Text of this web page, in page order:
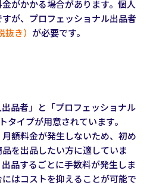
がかかる場合があります。個人
が、プロフェッショナル出品者
き） が必要です。
品者」と「プロフェッショナル
タイプが用意されています。
額料金が発生しないため、初め
を出品したい方に適していま
品するごとに手数料が発生しま
はコストを抑えることが可能で